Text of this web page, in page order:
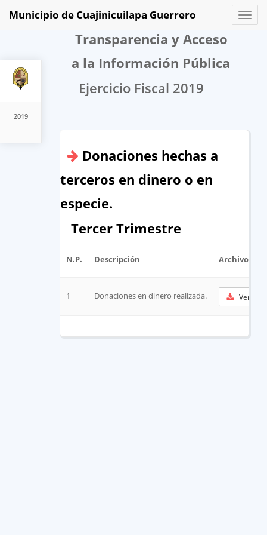
2019
Toggle
Municipio de Cuajinicuilapa Guerrero
Transparencia y Acceso
a la Información Pública
Ejercicio Fiscal 2019
Donaciones hechas a
terceros en dinero o en
especie.
Tercer Trimestre
N.P. Descripción Archivo
1 Donaciones en dinero realizada. Ver